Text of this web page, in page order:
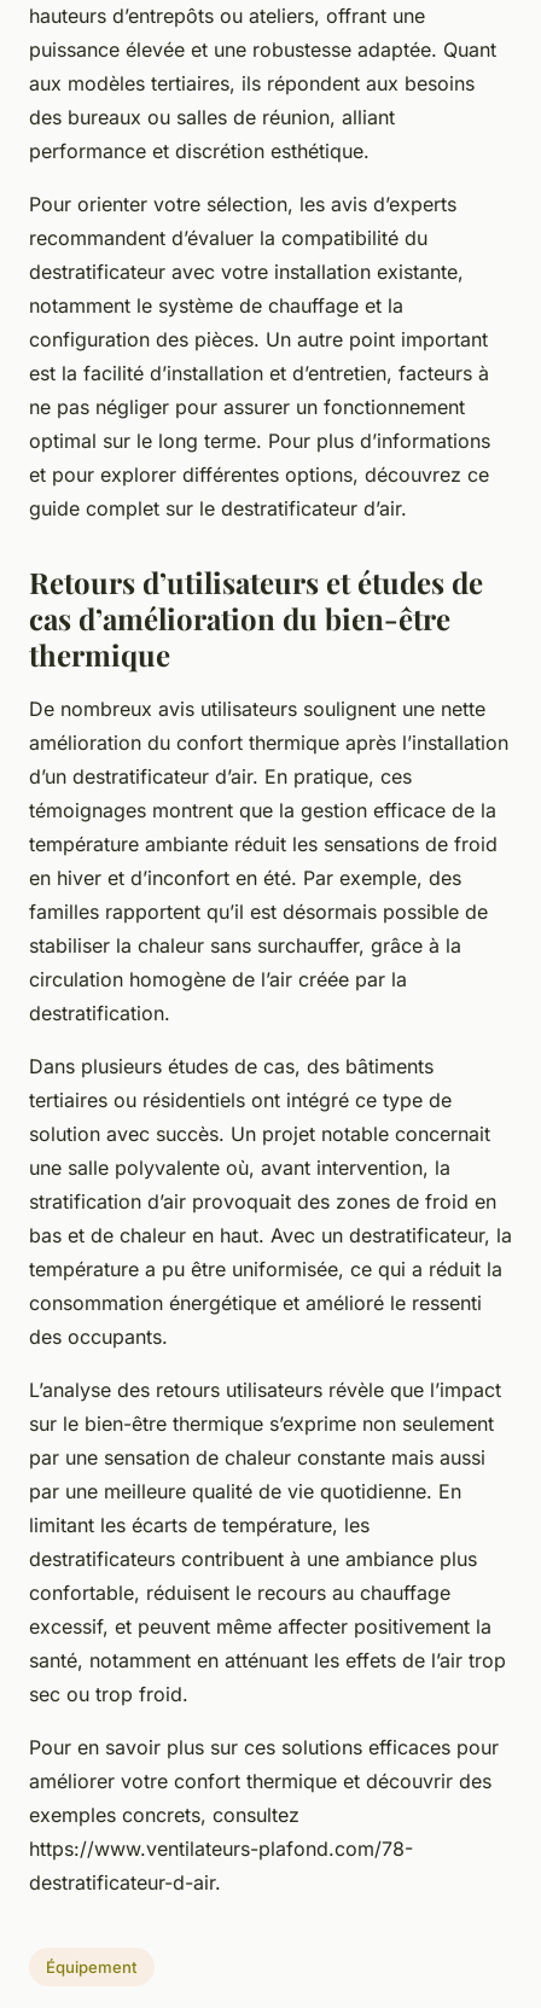
hauteurs d’entrepôts ou ateliers, offrant une
puissance élevée et une robustesse adaptée. Quant
aux modèles tertiaires, ils répondent aux besoins
des bureaux ou salles de réunion, alliant
performance et discrétion esthétique.
Pour orienter votre sélection, les avis d’experts
recommandent d’évaluer la compatibilité du
destratificateur avec votre installation existante,
notamment le système de chauffage et la
configuration des pièces. Un autre point important
est la facilité d’installation et d’entretien, facteurs à
ne pas négliger pour assurer un fonctionnement
optimal sur le long terme. Pour plus d’informations
et pour explorer différentes options, découvrez ce
guide complet sur le destratificateur d’air.
Retours d’utilisateurs et études de
cas d’amélioration du bien-être
thermique
De nombreux avis utilisateurs soulignent une nette
amélioration du confort thermique après l’installation
d’un destratificateur d’air. En pratique, ces
témoignages montrent que la gestion efficace de la
température ambiante réduit les sensations de froid
en hiver et d’inconfort en été. Par exemple, des
familles rapportent qu’il est désormais possible de
stabiliser la chaleur sans surchauffer, grâce à la
circulation homogène de l’air créée par la
destratification.
Dans plusieurs études de cas, des bâtiments
tertiaires ou résidentiels ont intégré ce type de
solution avec succès. Un projet notable concernait
une salle polyvalente où, avant intervention, la
stratification d’air provoquait des zones de froid en
bas et de chaleur en haut. Avec un destratificateur, la
température a pu être uniformisée, ce qui a réduit la
consommation énergétique et amélioré le ressenti
des occupants.
L’analyse des retours utilisateurs révèle que l’impact
sur le bien-être thermique s’exprime non seulement
par une sensation de chaleur constante mais aussi
par une meilleure qualité de vie quotidienne. En
limitant les écarts de température, les
destratificateurs contribuent à une ambiance plus
confortable, réduisent le recours au chauffage
excessif, et peuvent même affecter positivement la
santé, notamment en atténuant les effets de l’air trop
sec ou trop froid.
Pour en savoir plus sur ces solutions efficaces pour
améliorer votre confort thermique et découvrir des
exemples concrets, consultez
https://www.ventilateurs-plafond.com/78-
destratificateur-d-air.
Équipement